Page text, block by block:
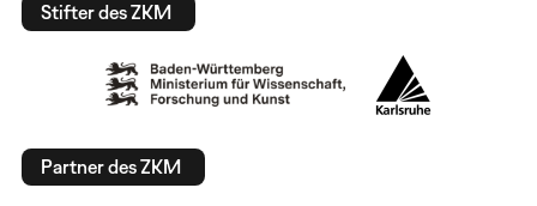
Stifter des ZKM
Partner des ZKM